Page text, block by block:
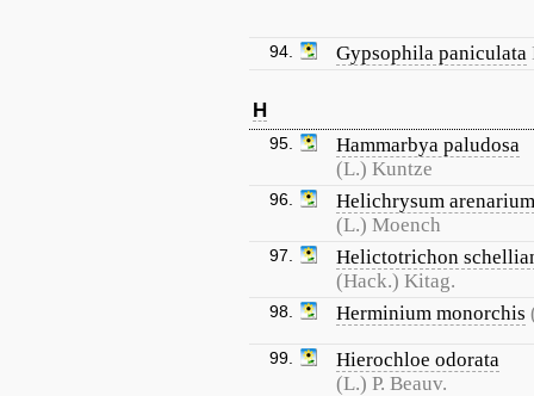
94. Gypsophila paniculata
H
95.
Hammarbya paludosa
(L.) Kuntze
96.
Helichrysum arenarium
(L.) Moench
97.
Helictotrichon
(Hack.) Kitag.
98. Herminium monorchis
99.
Hierochloe odorata
(L.) P. Beauv.